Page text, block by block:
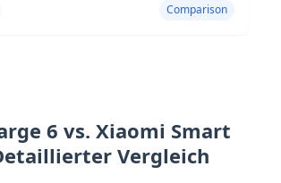
ihre Eignung hervorhebt.Comparison
6 vs. Xiaomi Smart
Vergleich